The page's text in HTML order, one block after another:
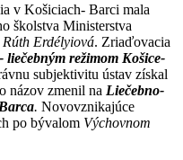
v Košiciach- Barci mala
školstva Ministerstva
Erdélyiová. Zriaďovacia
liečebným režimom Košice-
subjektivitu ústav získal
názov zmenil na Liečebno-
. Novovznikajúce
po bývalom Výchovnom